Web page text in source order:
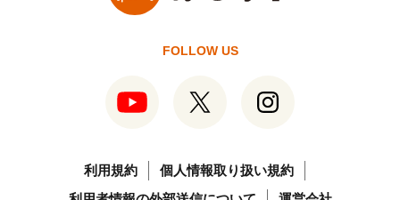
FOLLOW US
利用規約
個人情報取り扱い規約